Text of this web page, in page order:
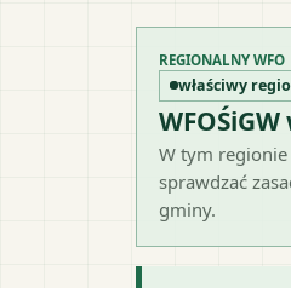
REGIONALNY WFO
właściwy
W tym regionie
sprawdzać
gminy.